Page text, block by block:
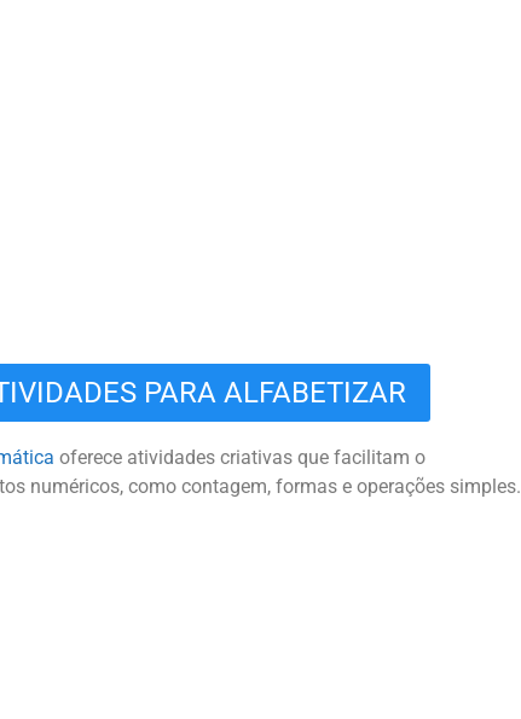
PARA ALFABETIZAR
oferece atividades criativas que facilitam o
numéricos, como contagem, formas e operações simples.